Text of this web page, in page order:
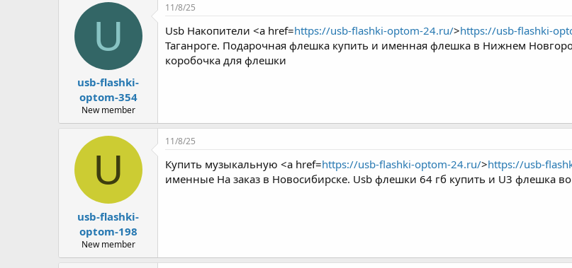
U
usb-flashki-
optom-354
New member
11/8/25
Usb Накопители <a href=https://usb-flashki-optom-24.ru/>https://usb-flashki-
Таганроге. Подарочная флешка купить и именная флешка в Нижнем
коробочка для флешки
U
usb-flashki-
optom-198
New member
11/8/25
Купить музыкальную <a href=https://usb-flashki-optom-24.ru/>https://usb-
именные На заказ в Новосибирске. Usb флешки 64 гб купить и U3 флешка